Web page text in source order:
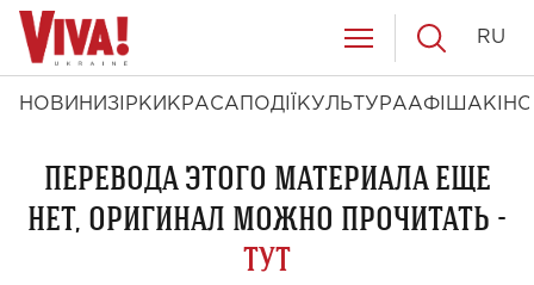
НОВИНИ ЗІРКИ КРАСА ПОДІЇ КУЛЬТУРААФІША КІНО
RU
ПЕРЕВОДА ЭТОГО МАТЕРИАЛА ЕЩЕ
НЕТ, ОРИГИНАЛ МОЖНО ПРОЧИТАТЬ -
ТУТ